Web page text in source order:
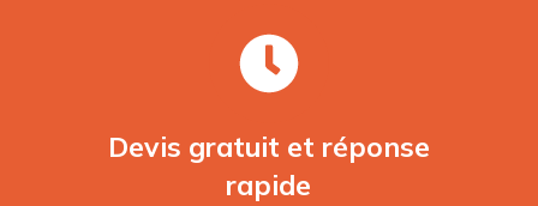
Devis gratuit et réponse
rapide